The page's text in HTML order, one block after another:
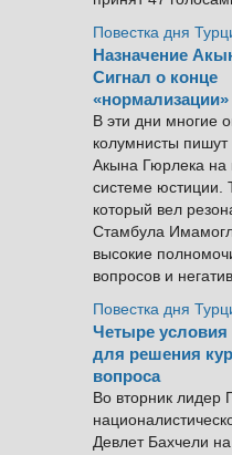
Повестка дня
Назначение
Сигнал о конце
«нормализации»
В эти дни многие
колумнисты
Акына Гюрлека на
системе юстиции.
который вел
Стамбула
высокие
вопросов и
Повестка дня
Четыре условия
для решения
вопроса
Во вторник лидер
Девлет Бахчели